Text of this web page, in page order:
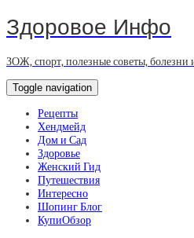
Здоровое Инфо
ЗОЖ, спорт, полезные советы, болезни
Toggle navigation
Рецепты
Хендмейд
Дом и Сад
Здоровье
Женский Гид
Путешествия
Интересно
Шопинг Блог
КупиОбзор